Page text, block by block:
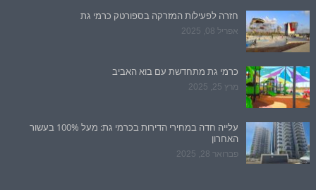
חזרה לפעילות המזרקה בספורטק כרמי גת
אפריל 08, 2025
כרמי גת מתחדשת עם בוא האביב
מרץ 25, 2025
עלייה חדה במחירי הדירות בכרמי גת: מעל 100% בעשור
האחרון
פברואר 28, 2025